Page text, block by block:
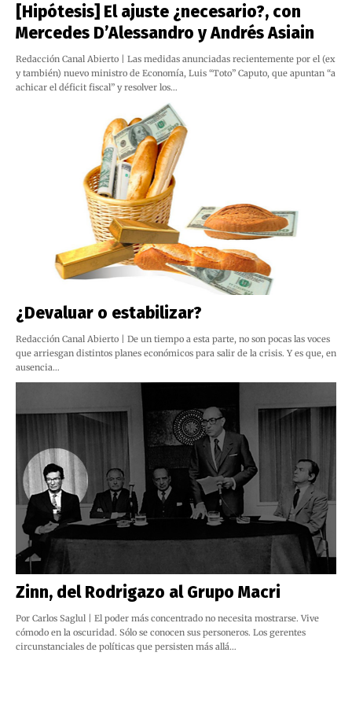
[Hipótesis] El ajuste ¿necesario?, con
Mercedes D’Alessandro y Andrés Asiain
Redacción Canal Abierto | Las medidas anunciadas recientemente por el (ex
y también) nuevo ministro de Economía, Luis “Toto” Caputo, que apuntan “a
achicar el déficit fiscal” y resolver los…
¿Devaluar o estabilizar?
Redacción Canal Abierto | De un tiempo a esta parte, no son pocas las voces
que arriesgan distintos planes económicos para salir de la crisis. Y es que, en
ausencia…
Zinn, del Rodrigazo al Grupo Macri
Por Carlos Saglul | El poder más concentrado no necesita mostrarse. Vive
cómodo en la oscuridad. Sólo se conocen sus personeros. Los gerentes
circunstanciales de políticas que persisten más allá…